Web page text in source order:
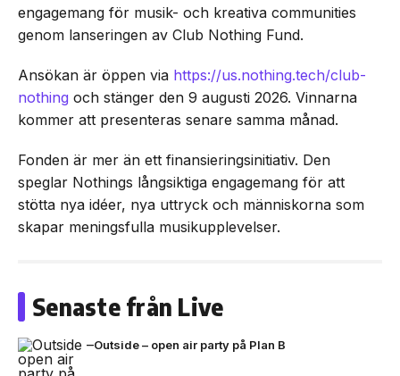
engagemang för musik- och kreativa communities
genom lanseringen av Club Nothing Fund.
Ansökan är öppen via https://us.nothing.tech/club-
nothing och stänger den 9 augusti 2026. Vinnarna
kommer att presenteras senare samma månad.
Fonden är mer än ett finansieringsinitiativ. Den
speglar Nothings långsiktiga engagemang för att
stötta nya idéer, nya uttryck och människorna som
skapar meningsfulla musikupplevelser.
Senaste från Live
Outside – open air party på Plan B